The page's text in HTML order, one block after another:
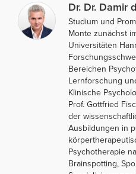
Dr. Dr. Damir
Studium und
Monte zunächst
Universitäten
Bereichen
Lernforschung
Klinische
Prof. Gottfried
der
Ausbildungen in
Psychotherapie
Brainspotting,